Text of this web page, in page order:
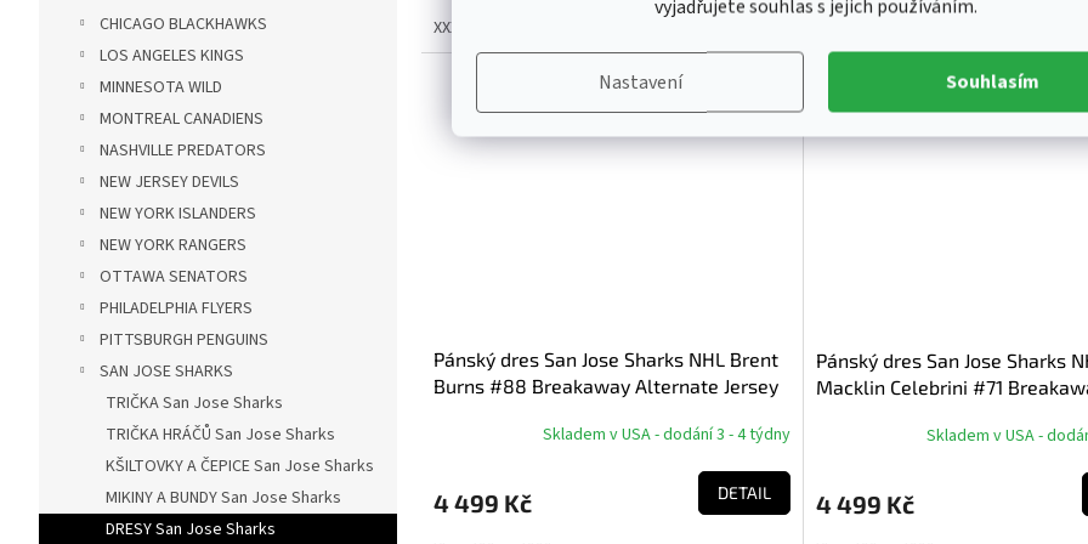
vyjadřujete souhlas s jejich používáním.
Nastavení Souhlasím
CHICAGO BLACKHAWKS
LOS ANGELES KINGS
MINNESOTA WILD
MONTREAL CANADIENS
NASHVILLE PREDATORS
NEW JERSEY DEVILS
NEW YORK ISLANDERS
NEW YORK RANGERS
OTTAWA SENATORS
PHILADELPHIA FLYERS
PITTSBURGH PENGUINS
SAN JOSE SHARKS
TRIČKA San Jose Sharks
TRIČKA HRÁČŮ San Jose Sharks
KŠILTOVKY A ČEPICE San Jose Sharks
MIKINY A BUNDY San Jose Sharks
DRESY San Jose Sharks
XXXL
Pánský dres San Jose Sharks NHL Brent
Burns #88 Breakaway Alternate Jersey
Skladem v USA - dodání 3 - 4 týdny
4 499 Kč DETAIL
Pánský dres San Jose Sharks
Macklin Celebrini #71
Skladem v USA -
4 499 Kč